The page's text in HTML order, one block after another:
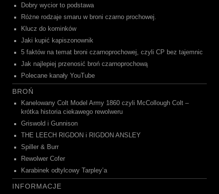
Dobry wycior to podstawa
Różne rodzaje smaru w broni czarno prochowej.
Klucz do kominków
Jaki kupić kapiszonownik
5 faktów na temat broni czarnoprochowej, czyli CP bez tajemnic
Jak najlepiej przenosić broń czarnoprochową
Polecane kanały YouTube
BROŃ
Kanelowany Colt Model Army 1860 czyli McCollough Colt –
krótka historia ciekawego rewolweru
Griswold i Gunnison
THE LEECH RIGDON i RIGDON ANSLEY
Spiller & Burr
Rewolwer Cofer
Karabinek odtylcowy Tarpley’a
INFORMACJE